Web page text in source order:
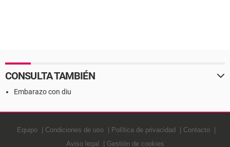
CONSULTA TAMBIÉN
Embarazo con diu
Equipo Condiciones de uso Política de privacidad
Contacto
Aviso legal
Gestión de cookies